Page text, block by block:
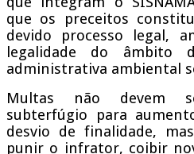
que os preceitos
devido processo legal,
legalidade do âmbito
administrativa ambiental
Multas não devem
subterfúgio para
desvio de finalidade,
punir o infrator, coibir